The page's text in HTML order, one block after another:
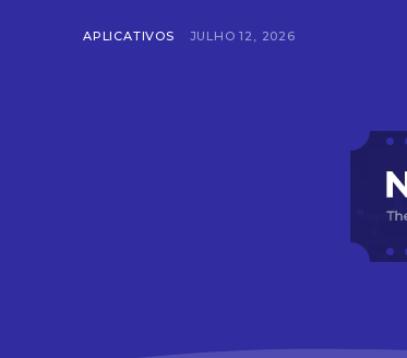
APLICATIVOS JULHO 12, 2026